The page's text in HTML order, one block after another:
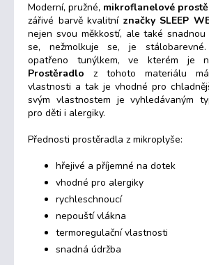
Moderní, pružné, mikroflanelové
zářivé barvě kvalitní značky SLEEP
nejen svou měkkostí, ale také snadnou
se, nežmolkuje se, je stálobarevné.
opatřeno tunýlkem, ve kterém je
Prostěradlo z tohoto materiálu
vlastnosti a tak je vhodné pro
svým vlastnostem je vyhledávaným
pro děti i alergiky.
Přednosti prostěradla z mikroplyše:
hřejivé a příjemné na dotek
vhodné pro alergiky
rychleschnoucí
nepouští vlákna
termoregulační vlastnosti
snadná údržba